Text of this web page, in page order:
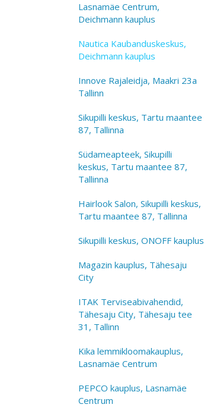
Lasnamäe Centrum,
Deichmann kauplus
Nautica Kaubanduskeskus,
Deichmann kauplus
Innove Rajaleidja, Maakri 23a
Tallinn
Sikupilli keskus, Tartu maantee
87, Tallinna
Südameapteek, Sikupilli
keskus, Tartu maantee 87,
Tallinna
Hairlook Salon, Sikupilli keskus,
Tartu maantee 87, Tallinna
Sikupilli keskus, ONOFF kauplus
Magazin kauplus, Tähesaju
City
ITAK Terviseabivahendid,
Tähesaju City, Tähesaju tee
31, Tallinn
Kika lemmikloomakauplus,
Lasnamäe Centrum
PEPCO kauplus, Lasnamäe
Centrum